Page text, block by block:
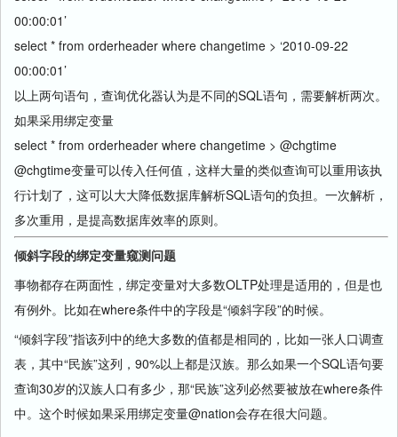
00:00:01’
select * from orderheader where changetime > ‘2010-09-22
00:00:01’
以上两句语句，查询优化器认为是不同的SQL语句，需要解析两次。
如果采用绑定变量
select * from orderheader where changetime > @chgtime
@chgtime变量可以传入任何值，这样大量的类似查询可以重用该执
行计划了，这可以大大降低数据库解析SQL语句的负担。一次解析，
多次重用，是提高数据库效率的原则。
倾斜字段的绑定变量窥测问题
事物都存在两面性，绑定变量对大多数OLTP处理是适用的，但是也
有例外。比如在where条件中的字段是“倾斜字段”的时候。
“倾斜字段”指该列中的绝大多数的值都是相同的，比如一张人口调查
表，其中“民族”这列，90%以上都是汉族。那么如果一个SQL语句要
查询30岁的汉族人口有多少，那“民族”这列必然要被放在where条件
中。这个时候如果采用绑定变量@nation会存在很大问题。